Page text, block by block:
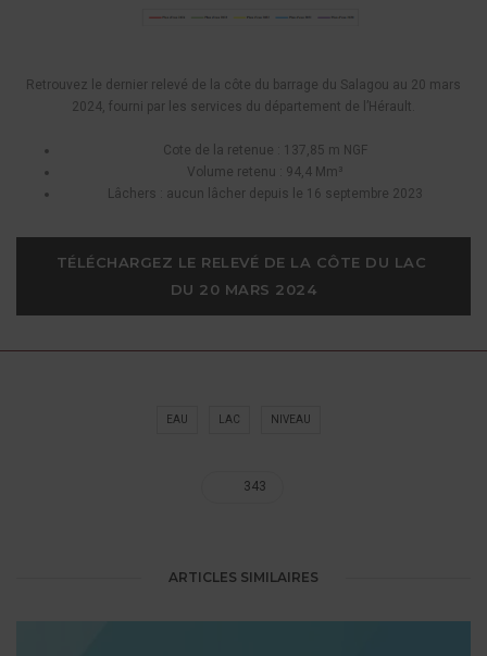
Retrouvez le dernier relevé de la côte du barrage du Salagou au 20 mars
2024, fourni par les services du département de l’Hérault.
Cote de la retenue : 137,85 m NGF
Volume retenu : 94,4 Mm³
Lâchers : aucun lâcher depuis le 16 septembre 2023
TÉLÉCHARGEZ LE RELEVÉ DE LA CÔTE DU LAC
DU 20 MARS 2024
EAU LAC NIVEAU
343
ARTICLES SIMILAIRES